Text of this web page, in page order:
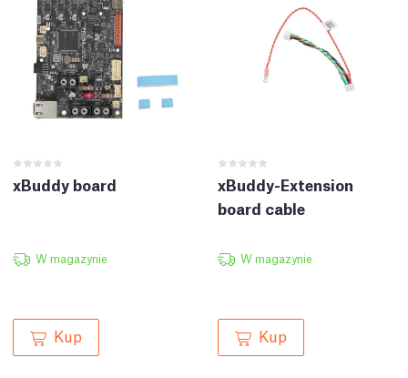
xBuddy board
W magazynie
Kup
xBuddy-Extension
board cable
W magazynie
Kup